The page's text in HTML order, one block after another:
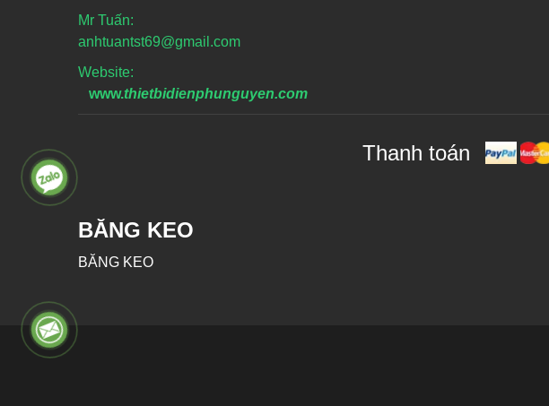
BĂNG KEO
BĂNG KEO
Mr Tuấn:
anhtuantst69@gmail.com
Website:
www.thietbidienphunguyen.com
Thanh toán